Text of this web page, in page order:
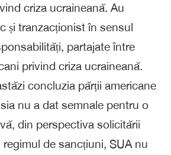
criza ucraineană. Au
și tranzacționist în sensul
partajate între
privind criza ucraineană.
concluzia părții americane
nu a dat semnale pentru o
din perspectiva solicitării
de sancțiuni, SUA nu